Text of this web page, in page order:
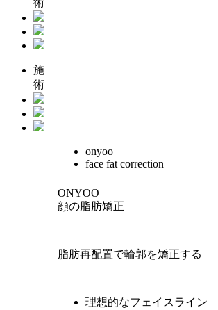
術
施
術
onyoo
face fat correction
ONYOO
顔の脂肪矯正
脂肪再配置で輪郭を矯正する
理想的なフェイスライン